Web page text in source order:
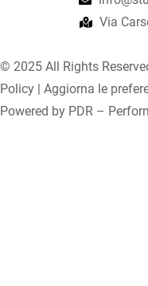
Via
© 2025 All Rights
Policy | Aggiorna le
Powered by PDR –